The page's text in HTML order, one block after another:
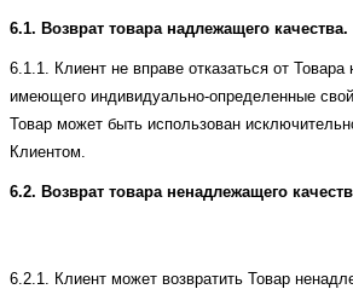
6.1. Возврат товара надлежащего качества.
6.1.1. Клиент не вправе отказаться от
имеющего индивидуально-определенные
Товар может быть использован
Клиентом.
6.2. Возврат товара ненадлежащего
6.2.1. Клиент может возвратить Товар